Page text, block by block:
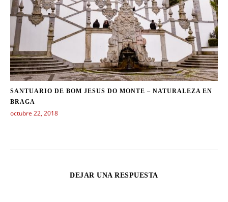
SANTUARIO DE BOM JESUS DO MONTE – NATURALEZA EN
BRAGA
octubre 22, 2018
DEJAR UNA RESPUESTA